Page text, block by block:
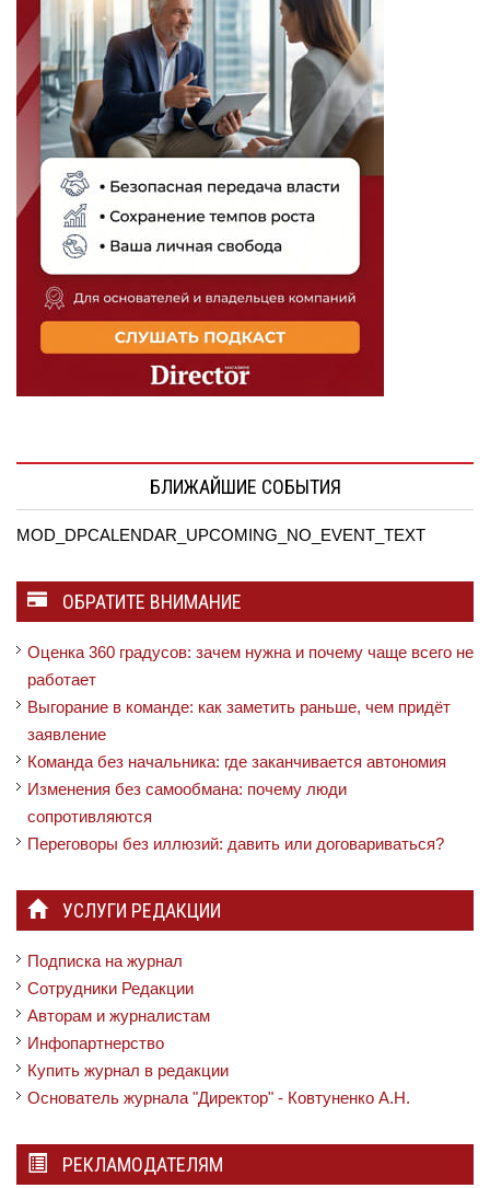
БЛИЖАЙШИЕ СОБЫТИЯ
MOD_DPCALENDAR_UPCOMING_NO_EVENT_TEXT
ОБРАТИТЕ ВНИМАНИЕ
Оценка 360 градусов: зачем нужна и почему чаще всего не
работает
Выгорание в команде: как заметить раньше, чем придёт
заявление
Команда без начальника: где заканчивается автономия
Изменения без самообмана: почему люди
сопротивляются
Переговоры без иллюзий: давить или договариваться?
УСЛУГИ РЕДАКЦИИ
Подписка на журнал
Сотрудники Редакции
Авторам и журналистам
Инфопартнерство
Купить журнал в редакции
Основатель журнала "Директор" - Ковтуненко А.Н.
РЕКЛАМОДАТЕЛЯМ